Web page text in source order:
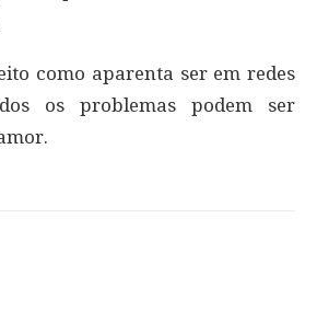
como aparenta ser em redes
os problemas podem ser